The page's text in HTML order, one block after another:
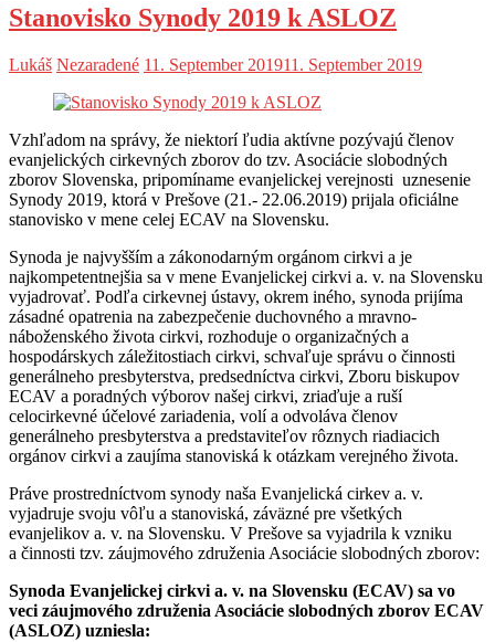
Stanovisko Synody 2019 k ASLOZ
Lukáš Nezaradené 11. September 201911. September 2019
Vzhľadom na správy, že niektorí ľudia aktívne pozývajú členov
evanjelických cirkevných zborov do tzv. Asociácie slobodných
zborov Slovenska, pripomíname evanjelickej verejnosti uznesenie
Synody 2019, ktorá v Prešove (21.- 22.06.2019) prijala oficiálne
stanovisko v mene celej ECAV na Slovensku.
Synoda je najvyšším a zákonodarným orgánom cirkvi a je
najkompetentnejšia sa v mene Evanjelickej cirkvi a. v. na Slovensku
vyjadrovať. Podľa cirkevnej ústavy, okrem iného, synoda prijíma
zásadné opatrenia na zabezpečenie duchovného a mravno-
náboženského života cirkvi, rozhoduje o organizačných a
hospodárskych záležitostiach cirkvi, schvaľuje správu o činnosti
generálneho presbyterstva, predsedníctva cirkvi, Zboru biskupov
ECAV a poradných výborov našej cirkvi, zriaďuje a ruší
celocirkevné účelové zariadenia, volí a odvoláva členov
generálneho presbyterstva a predstaviteľov rôznych riadiacich
orgánov cirkvi a zaujíma stanoviská k otázkam verejného života.
Práve prostredníctvom synody naša Evanjelická cirkev a. v.
vyjadruje svoju vôľu a stanoviská, záväzné pre všetkých
evanjelikov a. v. na Slovensku. V Prešove sa vyjadrila k vzniku
a činnosti tzv. záujmového združenia Asociácie slobodných zborov:
Synoda Evanjelickej cirkvi a. v. na Slovensku (ECAV) sa vo
veci záujmového združenia Asociácie slobodných zborov ECAV
(ASLOZ) uzniesla: